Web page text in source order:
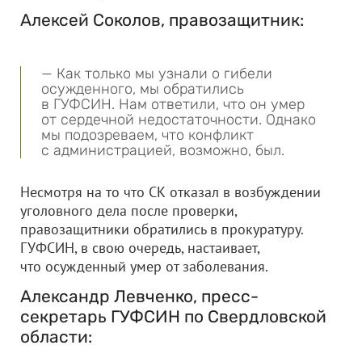
Алексей Соколов, правозащитник:
— Как только мы узнали о гибели
осужденного, мы обратились
в ГУФСИН. Нам ответили, что он умер
от сердечной недостаточности. Однако
мы подозреваем, что конфликт
с администрацией, возможно, был.
Несмотря на то что СК отказал в возбуждении
уголовного дела после проверки,
правозащитники обратились в прокуратуру.
ГУФСИН, в свою очередь, настаивает,
что осужденный умер от заболевания.
Александр Левченко, пресс-
секретарь ГУФСИН по Свердловской
области: